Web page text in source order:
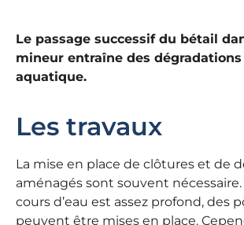
Le passage successif du bétail
mineur entraîne des
aquatique.
Les travaux
La mise en place de clôtures et de
aménagés sont souvent
cours d’eau est assez profond, des
peuvent être mises en place.